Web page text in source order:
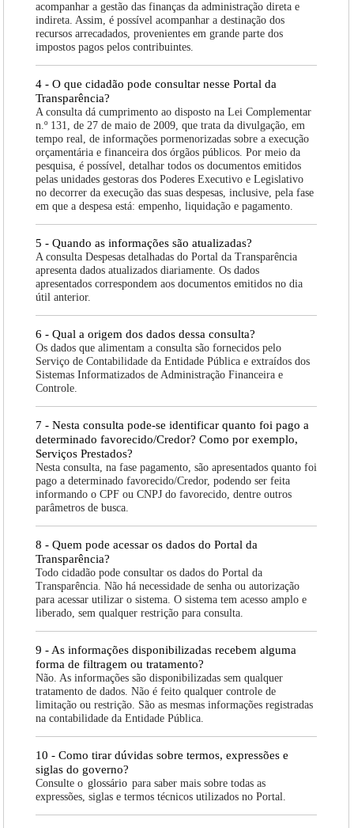
acompanhar a gestão das finanças da administração direta e
indireta. Assim, é possível acompanhar a destinação dos
recursos arrecadados, provenientes em grande parte dos
impostos pagos pelos contribuintes.
4 - O que cidadão pode consultar nesse Portal da
Transparência?
A consulta dá cumprimento ao disposto na Lei Complementar
n.º 131, de 27 de maio de 2009, que trata da divulgação, em
tempo real, de informações pormenorizadas sobre a execução
orçamentária e financeira dos órgãos públicos. Por meio da
pesquisa, é possível, detalhar todos os documentos emitidos
pelas unidades gestoras dos Poderes Executivo e Legislativo
no decorrer da execução das suas despesas, inclusive, pela fase
em que a despesa está: empenho, liquidação e pagamento.
5 - Quando as informações são atualizadas?
A consulta Despesas detalhadas do Portal da Transparência
apresenta dados atualizados diariamente. Os dados
apresentados correspondem aos documentos emitidos no dia
útil anterior.
6 - Qual a origem dos dados dessa consulta?
Os dados que alimentam a consulta são fornecidos pelo
Serviço de Contabilidade da Entidade Pública e extraídos dos
Sistemas Informatizados de Administração Financeira e
Controle.
7 - Nesta consulta pode-se identificar quanto foi pago a
determinado favorecido/Credor? Como por exemplo,
Serviços Prestados?
Nesta consulta, na fase pagamento, são apresentados quanto foi
pago a determinado favorecido/Credor, podendo ser feita
informando o CPF ou CNPJ do favorecido, dentre outros
parâmetros de busca.
8 - Quem pode acessar os dados do Portal da
Transparência?
Todo cidadão pode consultar os dados do Portal da
Transparência. Não há necessidade de senha ou autorização
para acessar utilizar o sistema. O sistema tem acesso amplo e
liberado, sem qualquer restrição para consulta.
9 - As informações disponibilizadas recebem alguma
forma de filtragem ou tratamento?
Não. As informações são disponibilizadas sem qualquer
tratamento de dados. Não é feito qualquer controle de
limitação ou restrição. São as mesmas informações registradas
na contabilidade da Entidade Pública.
10 - Como tirar dúvidas sobre termos, expressões e
siglas do governo?
Consulte o glossário para saber mais sobre todas as
expressões, siglas e termos técnicos utilizados no Portal.